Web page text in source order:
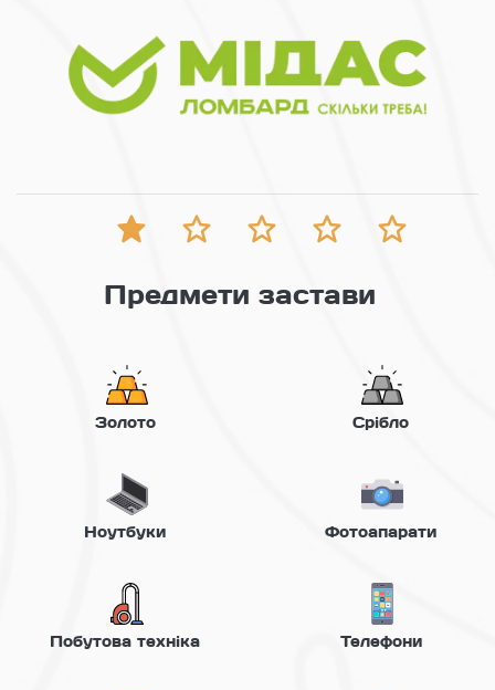
Предмети застави
Золото Срібло
Ноутбуки Фотоапарати
Побутова техніка Телефони